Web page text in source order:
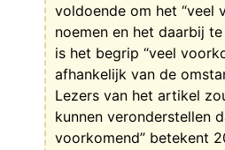
voldoende om het “veel
noemen en het daarbij
is het begrip “veel
afhankelijk van de
Lezers van het artikel
kunnen veronderstellen
voorkomend” betekent